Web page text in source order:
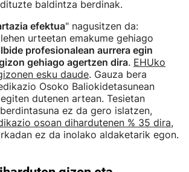
baldintza berdinak.
efektua" nagusitzen da:
urteetan emakume gehiago
profesionalean aurrera egin
gehiago agertzen dira. EHUko
esku daude. Gauza bera
Osoko Baliokidetasunean
dutenen artean. Tesietan
ez da gero islatzen,
osoan dihardutenen % 35 dira,
ez da inolako aldaketarik egon.